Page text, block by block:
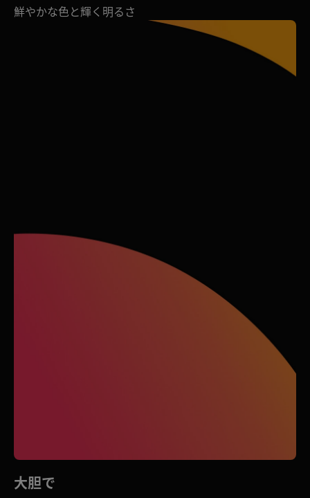
鮮やかな色と輝く明るさ
大胆で